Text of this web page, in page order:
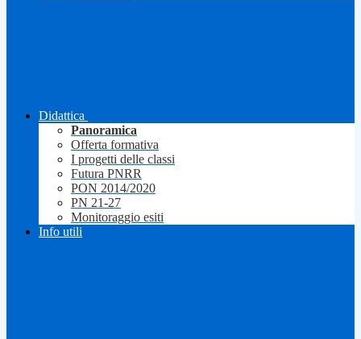
Didattica
Panoramica
Offerta formativa
I progetti delle classi
Futura PNRR
PON 2014/2020
PN 21-27
Monitoraggio esiti
Info utili